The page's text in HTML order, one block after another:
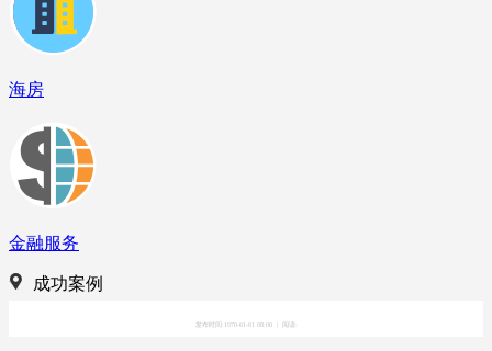
海房
金融服务
成功案例
发布时间:1970-01-01 08:00 阅读: